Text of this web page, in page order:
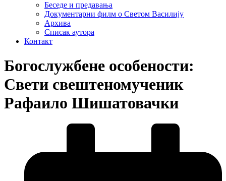
Беседе и предавања
Документарни филм о Светом Василију
Архива
Списак аутора
Контакт
Богослужбене особености:
Свети свештеномученик
Рафаило Шишатовачки